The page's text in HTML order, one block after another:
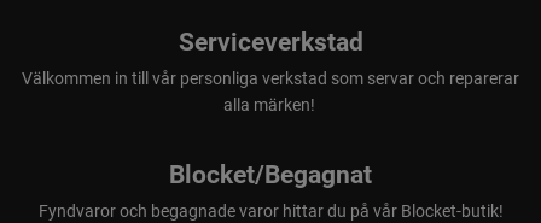
Serviceverkstad
Välkommen in till vår personliga verkstad som servar och reparerar
alla märken!
Blocket/Begagnat
Fyndvaror och begagnade varor hittar du på vår Blocket-butik!